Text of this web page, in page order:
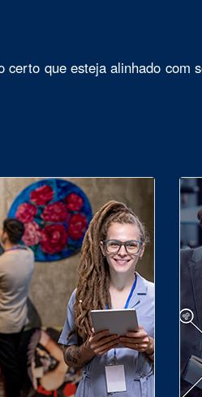
que esteja alinhado com